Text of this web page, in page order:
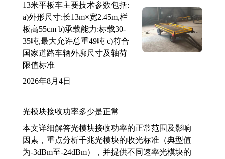
13米平板车主要技术参数包括:
a)外形尺寸:长13m×宽2.45m,栏
板高55cm b)承载能力:标载30-
35吨,最大允许总重49吨 c)符合
国家道路车辆外廓尺寸及轴荷
限值标准
2026年8月4日
光模块接收功率多少是正常
本文详细解答光模块接收功率的正常范围及影响
因素，重点分析千兆光模块的收光标准（典型值
为-3dBm至-24dBm），并提供不同速率光模块的